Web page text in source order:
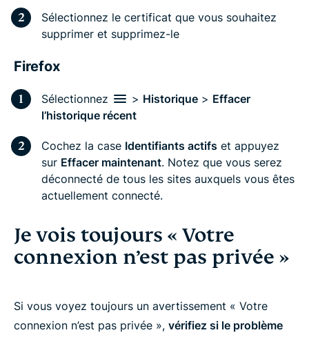
Sélectionnez le certificat que vous souhaitez
supprimer et supprimez-le
Firefox
Sélectionnez > Historique > Effacer
l’historique récent
Cochez la case Identifiants actifs et appuyez
sur Effacer maintenant. Notez que vous serez
déconnecté de tous les sites auxquels vous êtes
actuellement connecté.
Je vois toujours « Votre
connexion n’est pas privée »
Si vous voyez toujours un avertissement « Votre
connexion n’est pas privée », vérifiez si le problème